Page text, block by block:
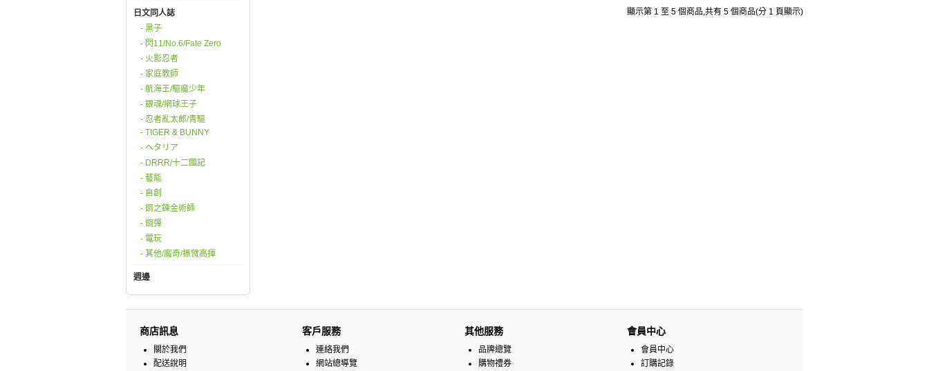
日文同人誌
- 黑子
- 閃11/No.6/Fate Zero
- 火影忍者
- 家庭教師
- 航海王/驅魔少年
- 銀魂/網球王子
- 忍者亂太郎/青驅
- TIGER & BUNNY
- ヘタリア
- DRRR/十二國記
- 藝能
- 自創
- 鋼之鍊金術師
- 鋼彈
- 電玩
- 其他/魔奇/振臂高揮
週邊
顯示第 1 至 5 個商品,共有 5 個商品(分 1 頁顯示)
商店訊息
關於我們
配送說明
客戶服務
連絡我們
網站總導覽
其他服務
品牌總覽
購物禮券
會員中心
會員中心
訂購記錄